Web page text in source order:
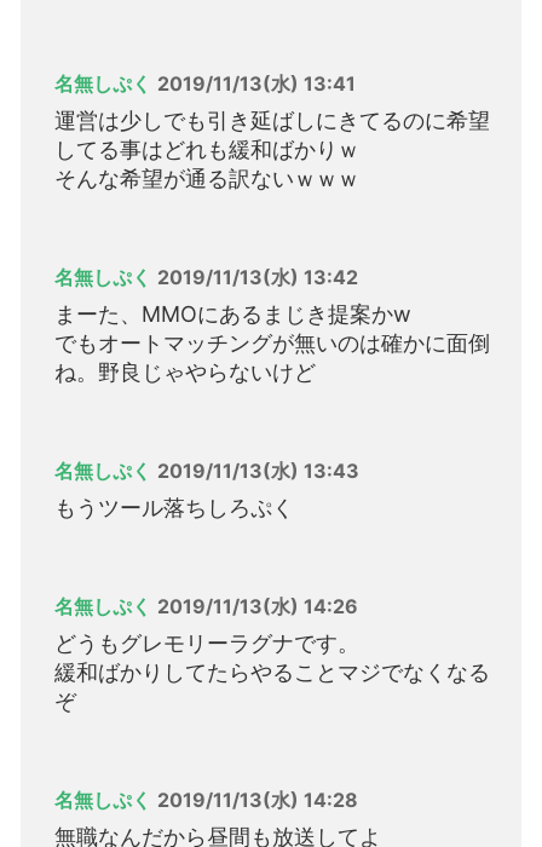
名無しぷく 2019/11/13(水) 13:41
運営は少しでも引き延ばしにきてるのに希望
してる事はどれも緩和ばかりｗ
そんな希望が通る訳ないｗｗｗ
名無しぷく 2019/11/13(水) 13:42
まーた、MMOにあるまじき提案かw
でもオートマッチングが無いのは確かに面倒
ね。野良じゃやらないけど
名無しぷく 2019/11/13(水) 13:43
もうツール落ちしろぷく
名無しぷく 2019/11/13(水) 14:26
どうもグレモリーラグナです。
緩和ばかりしてたらやることマジでなくなる
ぞ
名無しぷく 2019/11/13(水) 14:28
無職なんだから昼間も放送してよ